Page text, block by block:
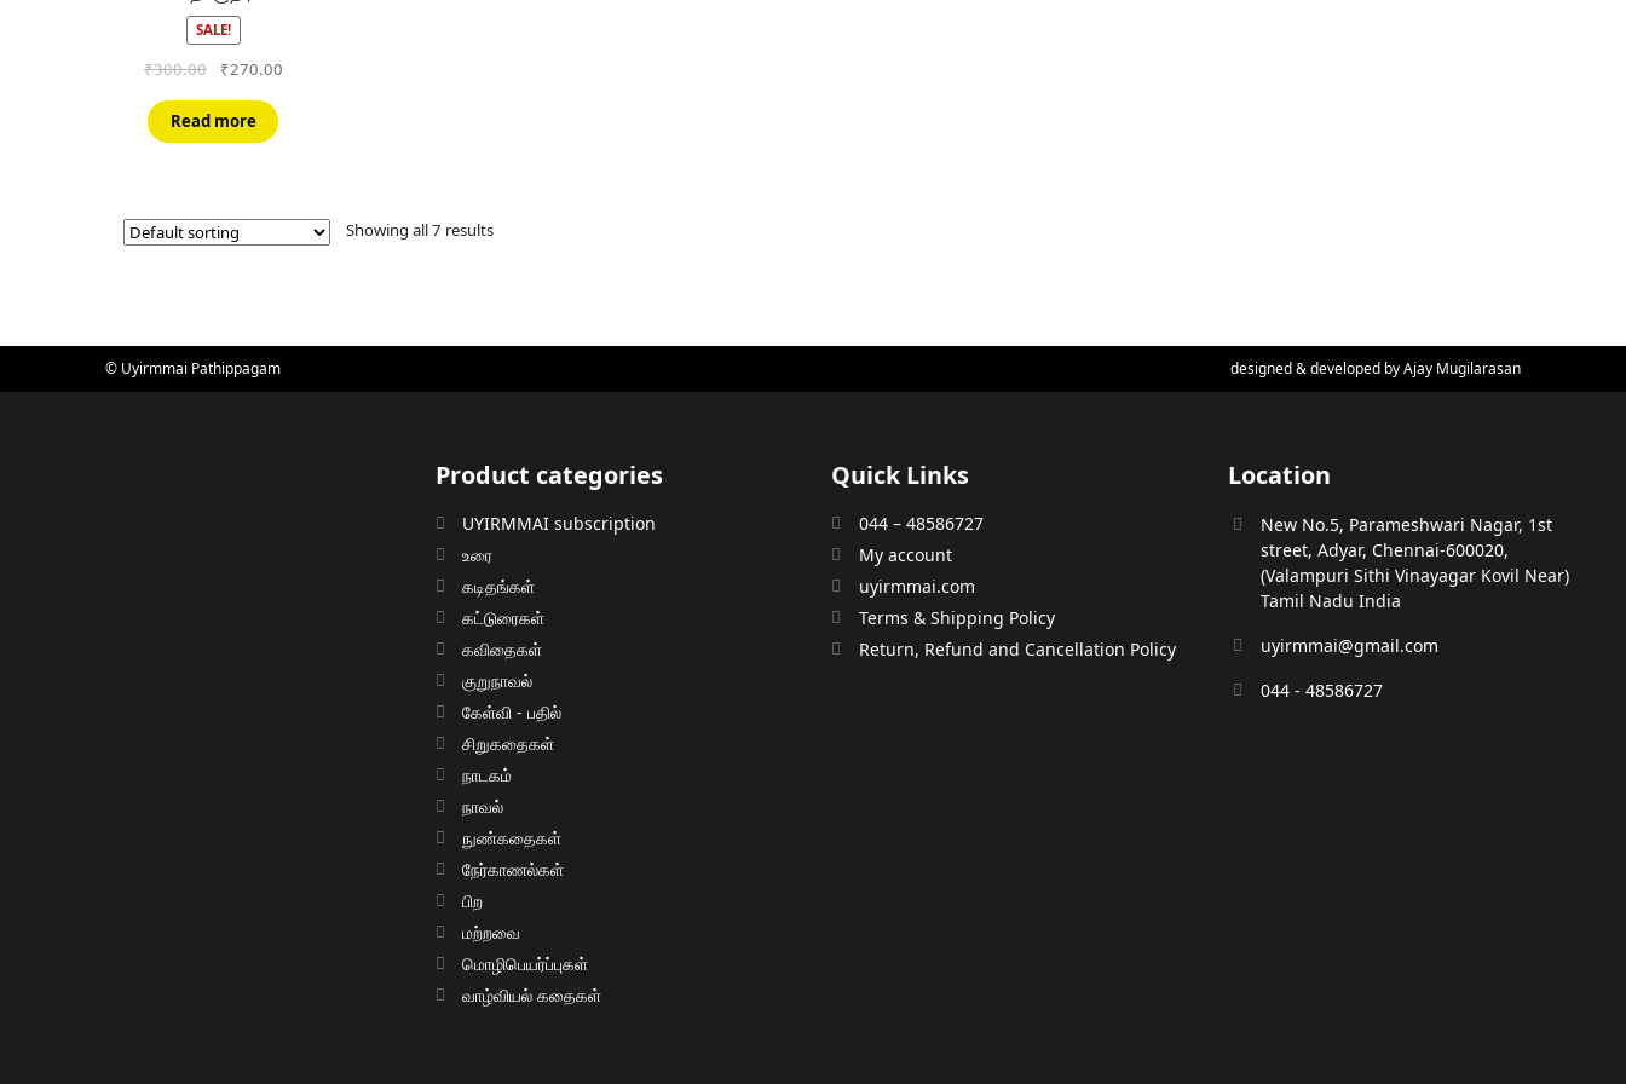
SALE!
₹300.00
Original
was:
₹300.00.
₹270.00Current
Read more
Showing all 7 results
© Uyirmmai Pathippagam designed & developed byAjay Mugilarasan
Product categories
UYIRMMAI subscription
உரை
கடிதங்கள்
கட்டுரைகள்
கவிதைகள்
குறுநாவல்
கேள்வி - பதில்
சிறுகதைகள்
நாடகம்
நாவல்
நுண்கதைகள்
நேர்காணல்கள்
பிற
மற்றவை
மொழிபெயர்ப்புகள்
வாழ்வியல் கதைகள்
Quick Links
044 – 48586727
My account
uyirmmai.com
Terms & Shipping Policy
Return, Refund and Cancellation Policy
Location
New No.5, Parameshwari Nagar, 1st
street, Adyar, Chennai-600020,
(Valampuri Sithi Vinayagar Kovil Near)
Tamil Nadu India
uyirmmai@gmail.com
044 - 48586727